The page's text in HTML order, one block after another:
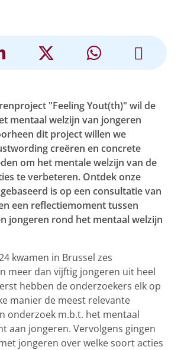
"Feeling Yout(th)" wil de
mentaal welzijn van jongeren
dit project willen we
creëren en concrete
om het mentale welzijn van de
te verbeteren. Ontdek onze
is op een consultatie van
een reflectiemoment tussen
jongeren rond het mentaal welzijn
kwamen in Brussel zes
meer dan vijftig jongeren uit heel
hebben de onderzoekers elk op
manier de meest relevante
onderzoek m.b.t. het mentaal
aan jongeren. Vervolgens gingen
jongeren over welke soort acties